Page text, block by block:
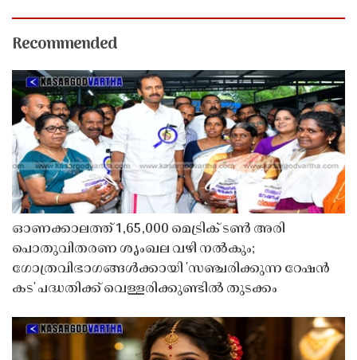
Recommended
ഓണക്കാലത്ത് 1,65,000 മെട്രിക് ടൺ അരി
പൊതുവിതരണ ശൃംഖല വഴി നൽകും;
ഗോത്രവിഭാഗങ്ങൾക്കായി 'സഞ്ചരിക്കുന്ന റേഷൻ
കട' പദ്ധതിക്ക് വെള്ളരിക്കുണ്ടിൽ തുടക്കം